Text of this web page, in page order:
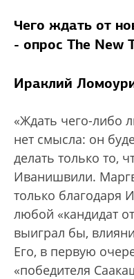
Чего ждать от
- опрос The New
Ираклий
«Ждать чего-либо
нет смысла: он
делать только то,
Иванишвили.
только благодаря
любой «кандидат
выиграл бы,
Его, в первую
«победителя